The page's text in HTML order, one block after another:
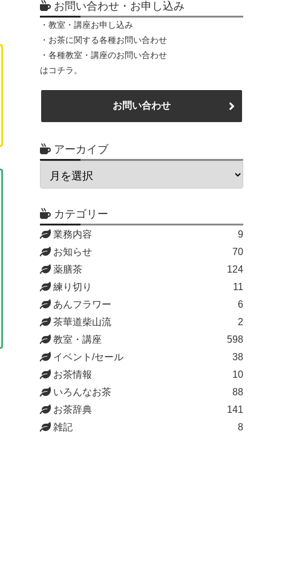
お問い合わせ・お申し込み
・教室・講座お申し込み
・お茶に関する各種お問い合わせ
・各種教室・講座のお問い合わせ
はコチラ。
お問い合わせ
アーカイブ
カテゴリー
業務内容
9
お知らせ
70
薬膳茶
124
練り切り
11
あんフラワー
6
茶華道柴山流
2
教室・講座
598
イベント/セール
38
お茶情報
10
いろんなお茶
88
お茶辞典
141
雑記
8